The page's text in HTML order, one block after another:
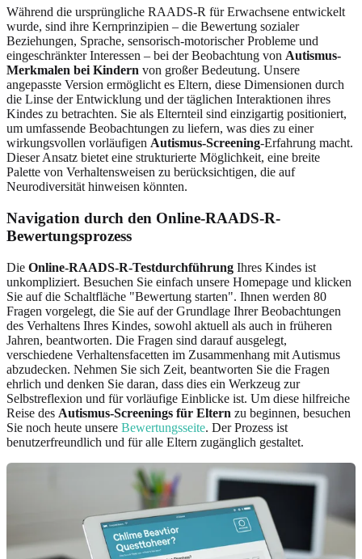
Während die ursprüngliche RAADS-R für Erwachsene entwickelt
wurde, sind ihre Kernprinzipien – die Bewertung sozialer
Beziehungen, Sprache, sensorisch-motorischer Probleme und
eingeschränkter Interessen – bei der Beobachtung von Autismus-
Merkmalen bei Kindern von großer Bedeutung. Unsere
angepasste Version ermöglicht es Eltern, diese Dimensionen durch
die Linse der Entwicklung und der täglichen Interaktionen ihres
Kindes zu betrachten. Sie als Elternteil sind einzigartig positioniert,
um umfassende Beobachtungen zu liefern, was dies zu einer
wirkungsvollen vorläufigen Autismus-Screening-Erfahrung macht.
Dieser Ansatz bietet eine strukturierte Möglichkeit, eine breite
Palette von Verhaltensweisen zu berücksichtigen, die auf
Neurodiversität hinweisen könnten.
Navigation durch den Online-RAADS-R-
Bewertungsprozess
Die Online-RAADS-R-Testdurchführung Ihres Kindes ist
unkompliziert. Besuchen Sie einfach unsere Homepage und klicken
Sie auf die Schaltfläche "Bewertung starten". Ihnen werden 80
Fragen vorgelegt, die Sie auf der Grundlage Ihrer Beobachtungen
des Verhaltens Ihres Kindes, sowohl aktuell als auch in früheren
Jahren, beantworten. Die Fragen sind darauf ausgelegt,
verschiedene Verhaltensfacetten im Zusammenhang mit Autismus
abzudecken. Nehmen Sie sich Zeit, beantworten Sie die Fragen
ehrlich und denken Sie daran, dass dies ein Werkzeug zur
Selbstreflexion und für vorläufige Einblicke ist. Um diese hilfreiche
Reise des Autismus-Screenings für Eltern zu beginnen, besuchen
Sie noch heute unsere Bewertungsseite. Der Prozess ist
benutzerfreundlich und für alle Eltern zugänglich gestaltet.